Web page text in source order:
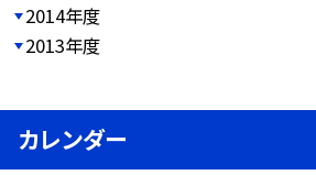
2014年度
2013年度
カレンダー